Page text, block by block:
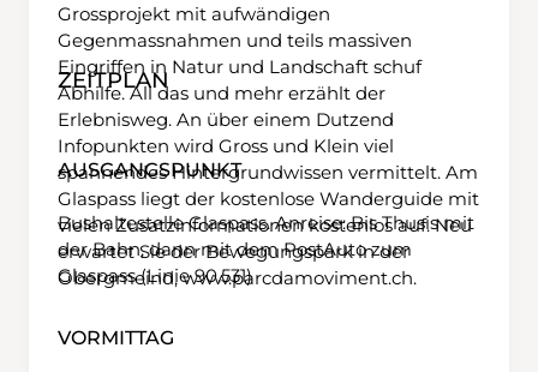
Grossprojekt mit aufwändigen
Gegenmassnahmen und teils massiven
Eingriffen in Natur und Landschaft schuf
Abhilfe. All das und mehr erzählt der
Erlebnisweg. An über einem Dutzend
Infopunkten wird Gross und Klein viel
spannendes Hintergrundwissen vermittelt. Am
Glaspass liegt der kostenlose Wanderguide mit
vielen Zusatzinformationen kostenlos auf. Neu
erwartet Sie der Bewegungspark in der
Obergmeind,www.parcdamoviment.ch.
ZEITPLAN
AUSGANGSPUNKT
Bushaltestelle Glaspass. Anreise: Bis Thusis mit
der Bahn, dann mit dem PostAuto zum
Glaspass (Linie 90.531)
VORMITTAG